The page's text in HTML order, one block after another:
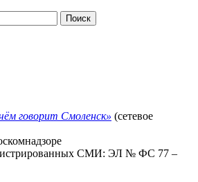
говорит Смоленск» (сетевое
СМИ: ЭЛ № ФС 77 –